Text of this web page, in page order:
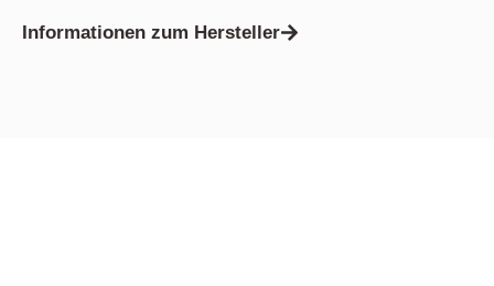
Informationen zum Hersteller